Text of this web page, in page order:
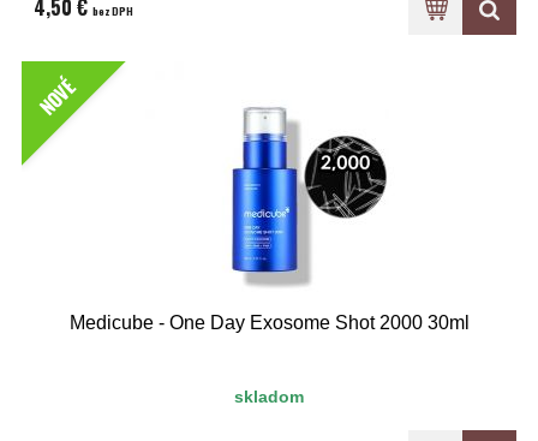
4,50 € bez DPH
NOVÉ
Medicube - One Day Exosome Shot 2000 30ml
skladom